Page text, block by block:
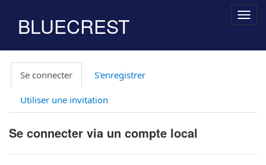
BLUECREST
Se connecter S'enregistrer
Utiliser une invitation
Se connecter via un compte local